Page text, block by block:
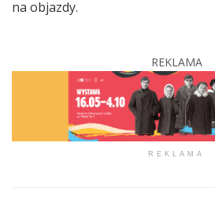
na objazdy.
REKLAMA
REKLAMA